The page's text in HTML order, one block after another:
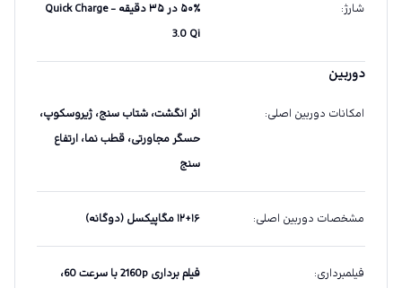
شارژ:
۵۰٪ در ۳۵ دقیقه - Quick Charge
3.0 Qi
دوربین
امکانات دوربین اصلی:
اثر انگشت، شتاب سنج، ژیروسکوپ،
حسگر مجاورتی، قطب نما، ارتفاع
سنج
مشخصات دوربین اصلی: ۱۲+۱۶ مگاپیکسل (دوگانه)
فیلمبرداری: فیلم برداری 2160p با سرعت 60،